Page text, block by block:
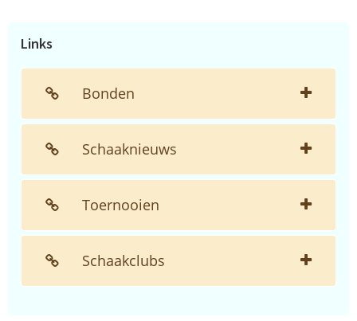
Links
Bonden
Schaaknieuws
Toernooien
Schaakclubs